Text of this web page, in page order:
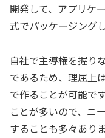
開発して、アプリケ
式でパッケージング
自社で主導権を握り
であるため、理屈上
で作ることが可能で
ことが多いので、ニ
することも多々ありま